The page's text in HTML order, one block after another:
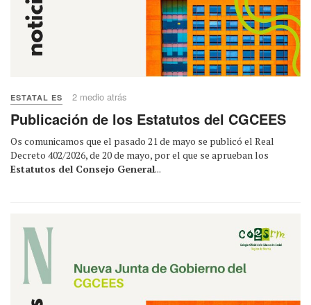
ESTATAL ES 2 medio atrás
Publicación de los Estatutos del CGCEES
Os comunicamos que el pasado 21 de mayo se publicó el Real
Decreto 402/2026, de 20 de mayo, por el que se aprueban los
Estatutos del Consejo General...